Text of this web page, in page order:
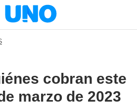
cobran este
marzo de 2023